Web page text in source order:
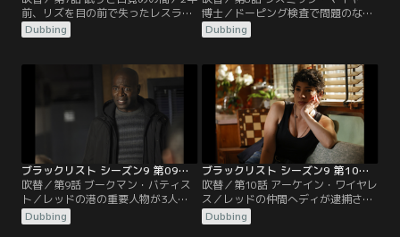
前、リズを目の前で失ったレスラー
はレッドを追いかける途中で大事故
を起こす。このことをきっかけにFBI
ったレスラーは、町から町へ移って
は鎮痛剤を手に入れる生活を送る。
Dubbing
博士／ドーピング検査で問題のなか
ったプロ・テニス選手が、ある日、
薬の打ち過ぎで死亡する事件が起こ
のドーピング検査のすり抜けを手伝
ってきたラズミック・マイヤーとい
う薬学博士が関係していると言う。
Dubbing
ブラックリスト シーズン9 第09話／吹替
吹替／第9話 ブークマン・バティス
ト／レッドの港の重要人物が3人殺
され、レッドはチームに助けを求め
る。さらに、リズを守れなかったデ
Dubbing
ブラックリスト シーズン9 第10話／吹替
吹替／第10話 アーケイン・ワイヤレ
ス／レッドの仲間へディが逮捕さ
れ、レッドはチームに「シーアー」
を捜査させる。逮捕されたヘディは
Dubbing